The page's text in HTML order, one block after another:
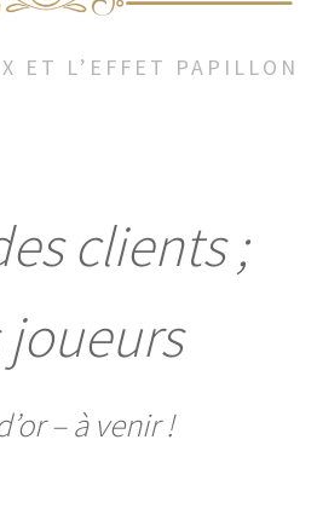
ET L’EFFET PAPILLON
clients ;
joueurs
– à venir !